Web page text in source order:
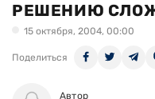
РЕШЕНИЮ
15 октября, 2004, 00:00
Поделиться
Автор